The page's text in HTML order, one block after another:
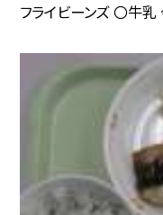
フライビーンズ 〇牛乳